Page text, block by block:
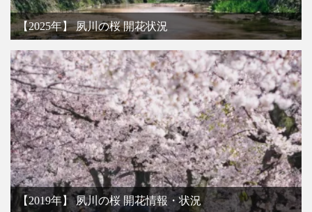
【2025年】 夙川の桜 開花状況
【2019年】 夙川の桜 開花情報・状況